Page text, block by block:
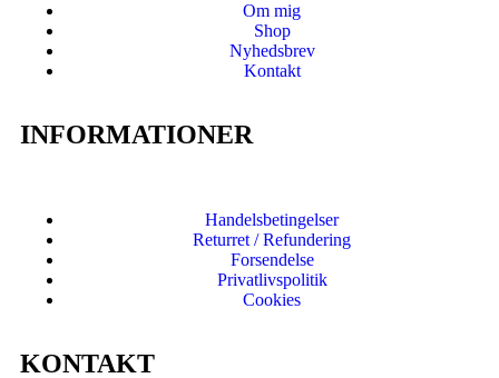
Om mig
Shop
Nyhedsbrev
Kontakt
INFORMATIONER
Handelsbetingelser
Returret / Refundering
Forsendelse
Privatlivspolitik
Cookies
KONTAKT